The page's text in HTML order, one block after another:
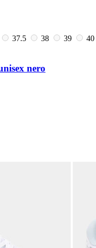
37.5 38 39
40
nero